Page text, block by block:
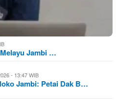
Jambi …
- 13:47 WIB
Jambi: Petai Dak B…